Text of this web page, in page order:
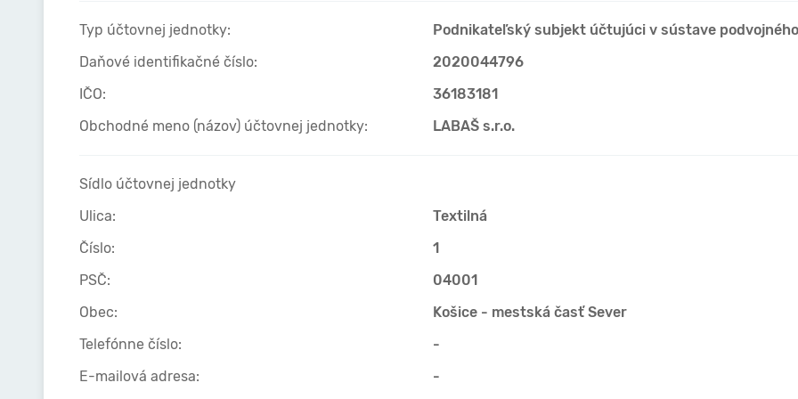
Typ účtovnej jednotky:
Podnikateľský subjekt účtujúci v sústave
Daňové identifikačné číslo:
2020044796
IČO:
36183181
Obchodné meno (názov) účtovnej jednotky:
LABAŠ s.r.o.
Sídlo účtovnej jednotky
Ulica:
Textilná
Číslo:
1
PSČ:
04001
Obec:
Košice - mestská časť Sever
Telefónne číslo:
-
E-mailová adresa:
-